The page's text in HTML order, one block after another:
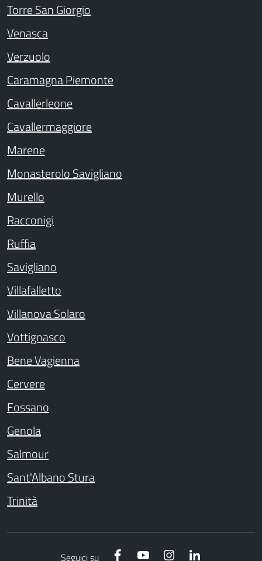
Torre San Giorgio
Venasca
Verzuolo
Caramagna Piemonte
Cavallerleone
Cavallermaggiore
Marene
Monasterolo Savigliano
Murello
Racconigi
Ruffia
Savigliano
Villafalletto
Villanova Solaro
Vottignasco
Bene Vagienna
Cervere
Fossano
Genola
Salmour
Sant'Albano Stura
Trinità
Seguici su FacebookYouTubeInstagram